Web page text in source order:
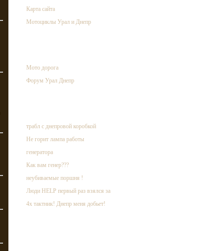
Карта сайта
Мотоциклы Урал и Днепр
Мото дорога
Форум Урал Днепр
трабл с днепровой коробкой
Не горит лампа работы
генератора
Как вам генер???
неубиваемые поршня !
Люди HELP первый раз взялся за
4х тактник! Днепр меня добьет!